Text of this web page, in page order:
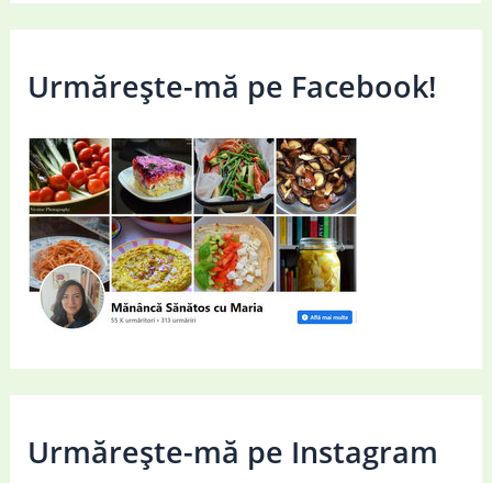
Urmărește-mă pe Facebook!
Urmărește-mă pe Instagram